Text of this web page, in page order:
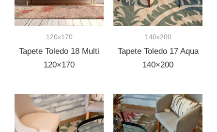
120x170
Tapete Toledo 18 Multi
120×170
140x200
Tapete Toledo 17 Aqua
140×200